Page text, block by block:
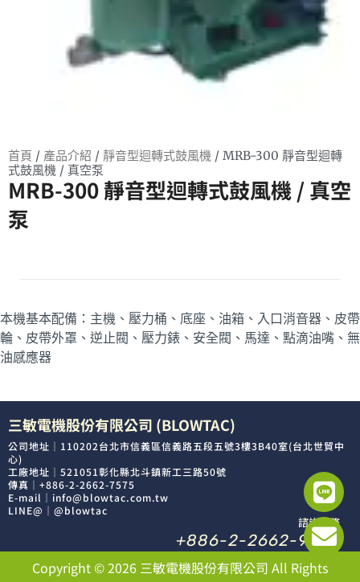
首頁 / 產品介紹 / 靜音型迴轉式鼓風機 / MRB-300 靜音型迴轉
式鼓風機 / 真空泵
MRB-300 靜音型迴轉式鼓風機 / 真空
泵
本機基本配備：主機、壓力桶、底座、油箱、入口消音器、皮帶
輪、皮帶外罩、逆止閥、壓力錶、安全閥、馬達、點滴油嘴、無
油感應器
三敏電機股份有限公司 (BLOWTAC)
公司地址｜110202台北市信義區信義路五段五號3樓3B40室(台北世貿中
心)
工廠地址｜521051彰化縣北斗鎮新工三路50號
傳真｜+886-2-2662-7575
E-mail｜info@blowtac.com.tw
LINE@｜@blowtac
諮詢服務
+886-2-2662-9292
Copyright © 2026 三敏電機股份有限公司 All Rights